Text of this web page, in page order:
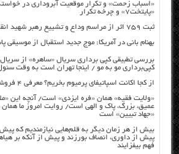
«اسباب زحمت» و تکرار موقعیت آبروداری در
«پایتخت۷» و چرخه تکرار
ثبت ۷۵۹ اثر از مراسم وداع و تشییع رهبر شهید انقلاب
بهنام بانی در آمریکا: موج جدید استقبال از
بررسی تطبیقی کپی برداری سریال «ساهره» از
کپی‌برداری مو به مو / اینجا تهران است به وقت
از کجا اکانت اسپاتیفای پرمیوم بخریم؟ معرفی ۴ فروشگاه معتبر ایرانی
«ولایت فقیه» همان «فره ایزدی» است/ آنچه این
عمیق، بزرگ، پاک و الهی است/ روایت امروز ما
«جهاد تبیین» است
بیش از هر زمان دیگر به قلم‌هایی نیازمندیم که
پیش از داوری، انصاف بورزند و پیش از آنکه بر
فهم بیفزایند